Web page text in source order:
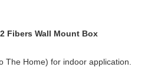
Fibers Wall Mount Box
Home) for indoor application.